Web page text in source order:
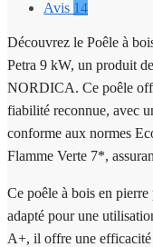
Avis 14
Découvrez le Poêle à
Petra 9 kW, un produit
NORDICA. Ce poêle
fiabilité reconnue, avec
conforme aux normes
Flamme Verte 7*,
Ce poêle à bois en
adapté pour une
A+, il offre une